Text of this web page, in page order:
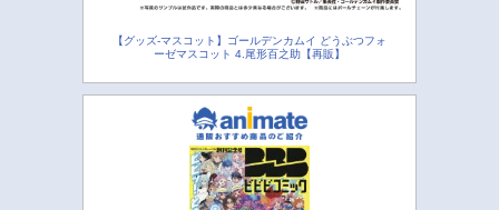
【グッズ-マスコット】ゴールデンカムイ どうぶつフォ
ーゼマスコット 4.尾形百之助【再販】